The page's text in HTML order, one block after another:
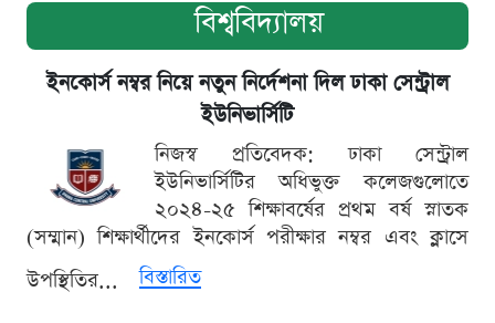
বিশ্ববিদ্যালয়
ইনকোর্স নম্বর নিয়ে নতুন নির্দেশনা দিল ঢাকা সেন্ট্রাল
ইউনিভার্সিটি
নিজস্ব প্রতিবেদক: ঢাকা সেন্ট্রাল
ইউনিভার্সিটির অধিভুক্ত কলেজগুলোতে
২০২৪-২৫ শিক্ষাবর্ষের প্রথম বর্ষ স্নাতক
(সম্মান) শিক্ষার্থীদের ইনকোর্স পরীক্ষার নম্বর এবং ক্লাসে
উপস্থিতির...
বিস্তারিত